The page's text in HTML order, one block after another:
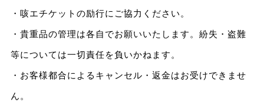
・咳エチケットの励行にご協力ください。
・貴重品の管理は各自でお願いいたします。紛失・盗難
等については一切責任を負いかねます。
・お客様都合によるキャンセル・返金はお受けできませ
ん。